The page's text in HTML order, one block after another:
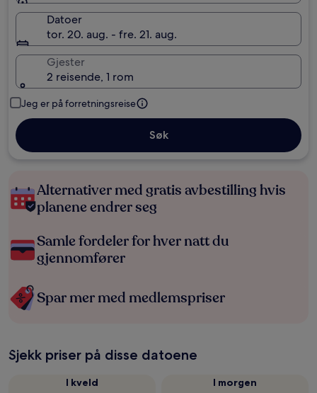
Datoer
tor. 20. aug. - fre. 21. aug.
Gjester
2 reisende, 1 rom
Jeg er på forretningsreise
Søk
Alternativer med gratis avbestilling hvis
planene endrer seg
Samle fordeler for hver natt du
gjennomfører
Spar mer med medlemspriser
Sjekk priser på disse datoene
I kveld
I morgen